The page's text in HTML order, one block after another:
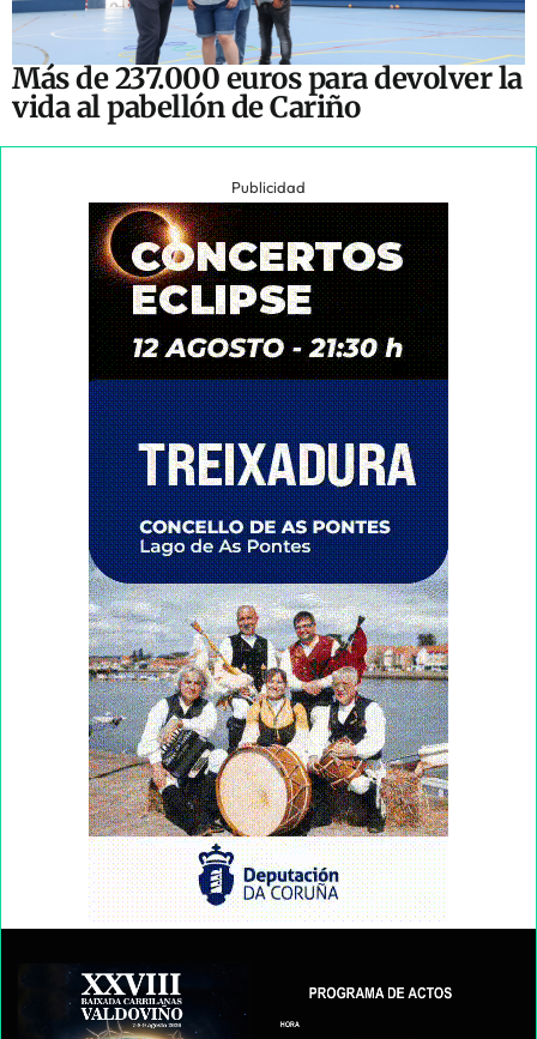
Más de 237.000 euros para devolver la
vida al pabellón de Cariño
Publicidad